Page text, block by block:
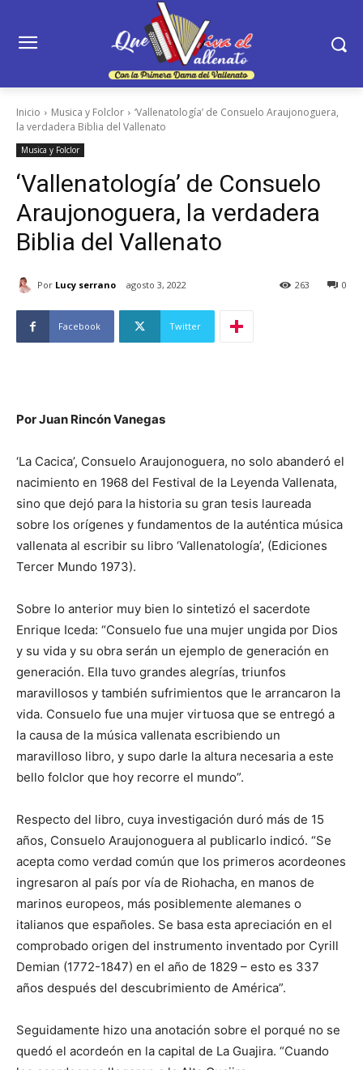
Inicio Musica y Folclor
‘Vallenatología’ de Consuelo Araujonoguera,
la verdadera Biblia del Vallenato
Musica y Folclor
‘Vallenatología’ de Consuelo
Araujonoguera, la verdadera
Biblia del Vallenato
Por Lucy serrano agosto 3, 2022 0
263
Facebook Twitter
Por Juan Rincón Vanegas
‘La Cacica’, Consuelo Araujonoguera, no solo abanderó el
nacimiento en 1968 del Festival de la Leyenda Vallenata,
sino que dejó para la historia su gran tesis laureada
sobre los orígenes y fundamentos de la auténtica música
vallenata al escribir su libro ‘Vallenatología’, (Ediciones
Tercer Mundo 1973).
Sobre lo anterior muy bien lo sintetizó el sacerdote
Enrique Iceda: “Consuelo fue una mujer ungida por Dios
y su vida y su obra serán un ejemplo de generación en
generación. Ella tuvo grandes alegrías, triunfos
maravillosos y también sufrimientos que le arrancaron la
vida. Consuelo fue una mujer virtuosa que se entregó a
la causa de la música vallenata escribiendo un
maravilloso libro, y supo darle la altura necesaria a este
bello folclor que hoy recorre el mundo”.
Respecto del libro, cuya investigación duró más de 15
años, Consuelo Araujonoguera al publicarlo indicó. “Se
acepta como verdad común que los primeros acordeones
ingresaron al país por vía de Riohacha, en manos de
marinos europeos, más posiblemente alemanes o
italianos que españoles. Se basa esta apreciación en el
comprobado origen del instrumento inventado por Cyrill
Demian (1772-1847) en el año de 1829 – esto es 337
años después del descubrimiento de América”.
Seguidamente hizo una anotación sobre el porqué no se
quedó el acordeón en la capital de La Guajira. “Cuando